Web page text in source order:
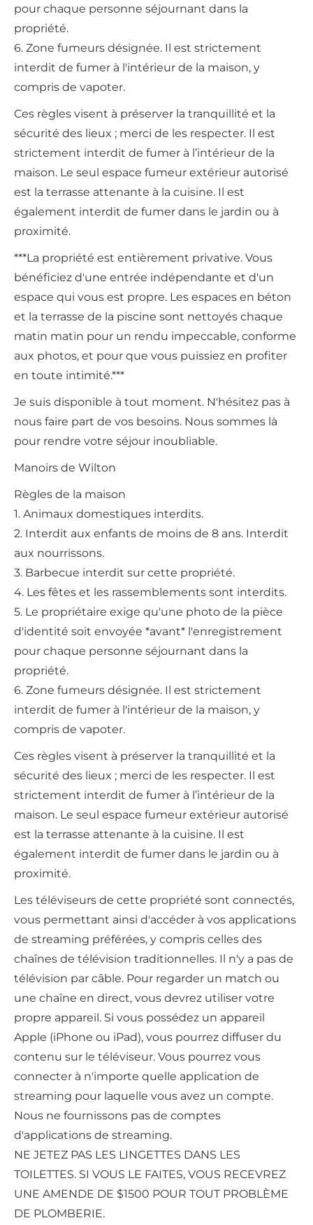
pour chaque personne séjournant dans la
propriété.
6. Zone fumeurs désignée. Il est strictement
interdit de fumer à l'intérieur de la maison, y
compris de vapoter.
Ces règles visent à préserver la tranquillité et la
sécurité des lieux ; merci de les respecter. Il est
strictement interdit de fumer à l’intérieur de la
maison. Le seul espace fumeur extérieur autorisé
est la terrasse attenante à la cuisine. Il est
également interdit de fumer dans le jardin ou à
proximité.
***La propriété est entièrement privative. Vous
bénéficiez d'une entrée indépendante et d'un
espace qui vous est propre. Les espaces en béton
et la terrasse de la piscine sont nettoyés chaque
matin matin pour un rendu impeccable, conforme
aux photos, et pour que vous puissiez en profiter
en toute intimité.***
Je suis disponible à tout moment. N'hésitez pas à
nous faire part de vos besoins. Nous sommes là
pour rendre votre séjour inoubliable.
Manoirs de Wilton
Règles de la maison
1. Animaux domestiques interdits.
2. Interdit aux enfants de moins de 8 ans. Interdit
aux nourrissons.
3. Barbecue interdit sur cette propriété.
4. Les fêtes et les rassemblements sont interdits.
5. Le propriétaire exige qu'une photo de la pièce
d'identité soit envoyée *avant* l'enregistrement
pour chaque personne séjournant dans la
propriété.
6. Zone fumeurs désignée. Il est strictement
interdit de fumer à l'intérieur de la maison, y
compris de vapoter.
Ces règles visent à préserver la tranquillité et la
sécurité des lieux ; merci de les respecter. Il est
strictement interdit de fumer à l’intérieur de la
maison. Le seul espace fumeur extérieur autorisé
est la terrasse attenante à la cuisine. Il est
également interdit de fumer dans le jardin ou à
proximité.
Les téléviseurs de cette propriété sont connectés,
vous permettant ainsi d'accéder à vos applications
de streaming préférées, y compris celles des
chaînes de télévision traditionnelles. Il n'y a pas de
télévision par câble. Pour regarder un match ou
une chaîne en direct, vous devrez utiliser votre
propre appareil. Si vous possédez un appareil
Apple (iPhone ou iPad), vous pourrez diffuser du
contenu sur le téléviseur. Vous pourrez vous
connecter à n'importe quelle application de
streaming pour laquelle vous avez un compte.
Nous ne fournissons pas de comptes
d'applications de streaming.
NE JETEZ PAS LES LINGETTES DANS LES
TOILETTES. SI VOUS LE FAITES, VOUS RECEVREZ
UNE AMENDE DE $1500 POUR TOUT PROBLÈME
DE PLOMBERIE.